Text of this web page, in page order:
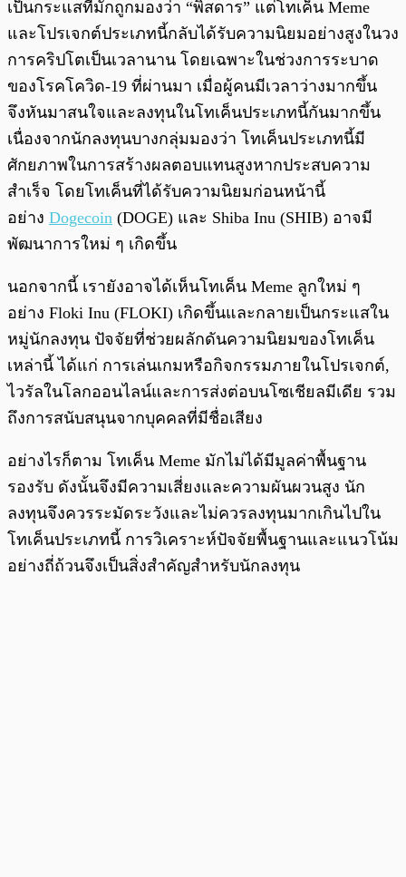
เป็นกระแสที่มักถูกมองว่า “พิสดาร” แต่โทเค็น Meme
และโปรเจกต์ประเภทนี้กลับได้รับความนิยมอย่างสูงในวง
การคริปโตเป็นเวลานาน โดยเฉพาะในช่วงการระบาด
ของโรคโควิด-19 ที่ผ่านมา เมื่อผู้คนมีเวลาว่างมากขึ้น
จึงหันมาสนใจและลงทุนในโทเค็นประเภทนี้กันมากขึ้น
เนื่องจากนักลงทุนบางกลุ่มมองว่า โทเค็นประเภทนี้มี
ศักยภาพในการสร้างผลตอบแทนสูงหากประสบความ
สำเร็จ โดยโทเค็นที่ได้รับความนิยมก่อนหน้านี้
อย่าง Dogecoin (DOGE) และ Shiba Inu (SHIB) อาจมี
พัฒนาการใหม่ ๆ เกิดขึ้น
นอกจากนี้ เรายังอาจได้เห็นโทเค็น Meme ลูกใหม่ ๆ
อย่าง Floki Inu (FLOKI) เกิดขึ้นและกลายเป็นกระแสใน
หมู่นักลงทุน ปัจจัยที่ช่วยผลักดันความนิยมของโทเค็น
เหล่านี้ ได้แก่ การเล่นเกมหรือกิจกรรมภายในโปรเจกต์,
ไวรัลในโลกออนไลน์และการส่งต่อบนโซเชียลมีเดีย รวม
ถึงการสนับสนุนจากบุคคลที่มีชื่อเสียง
อย่างไรก็ตาม โทเค็น Meme มักไม่ได้มีมูลค่าพื้นฐาน
รองรับ ดังนั้นจึงมีความเสี่ยงและความผันผวนสูง นัก
ลงทุนจึงควรระมัดระวังและไม่ควรลงทุนมากเกินไปใน
โทเค็นประเภทนี้ การวิเคราะห์ปัจจัยพื้นฐานและแนวโน้ม
อย่างถี่ถ้วนจึงเป็นสิ่งสำคัญสำหรับนักลงทุน